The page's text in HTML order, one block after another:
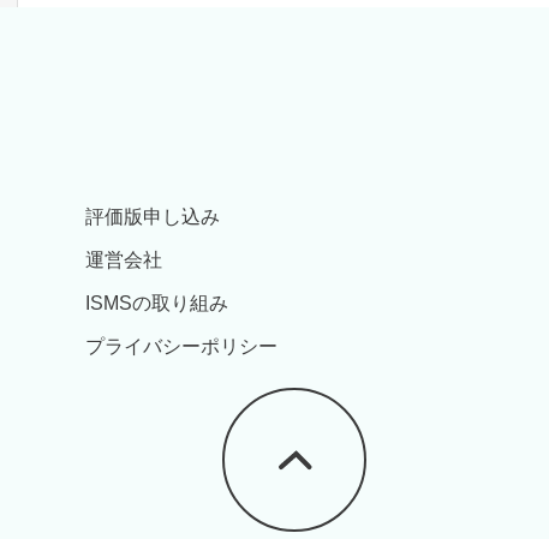
評価版申し込み
運営会社
ISMSの取り組み
プライバシーポリシー